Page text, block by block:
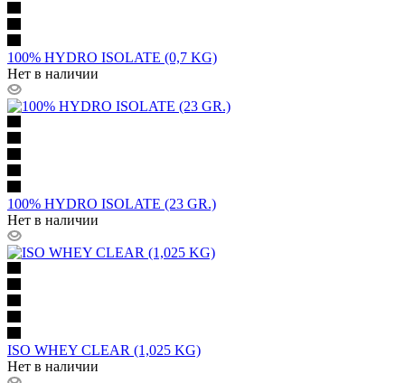
100% HYDRO ISOLATE (0,7 KG)
Нет в наличии
100% HYDRO ISOLATE (23 GR.)
Нет в наличии
ISO WHEY CLEAR (1,025 KG)
Нет в наличии